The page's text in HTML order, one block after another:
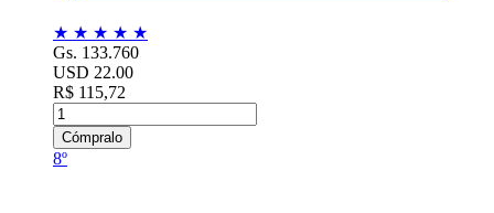
★ ★ ★ ★ ★
Gs. 133.760
USD 22.00
R$ 115,72
Cómpralo
8º